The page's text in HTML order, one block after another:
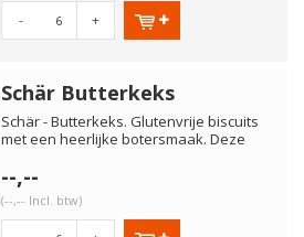
- +
Schär Butterkeks
Schär - Butterkeks. Glutenvrije biscuits
met een heerlijke botersmaak. Deze
--,--
(--,-- Incl. btw)